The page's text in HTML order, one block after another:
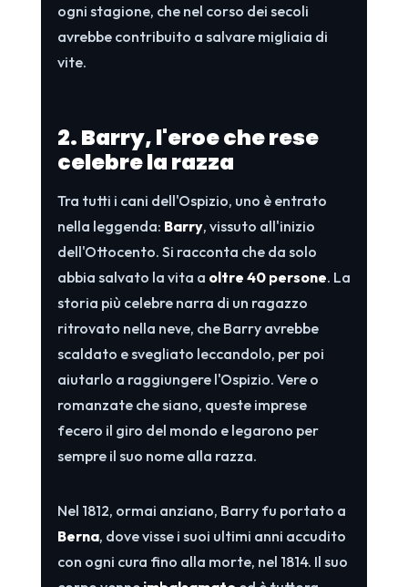
ogni stagione, che nel corso dei secoli
avrebbe contribuito a salvare migliaia di
vite.
2. Barry, l'eroe che rese
celebre la razza
Tra tutti i cani dell'Ospizio, uno è entrato
nella leggenda: Barry, vissuto all'inizio
dell'Ottocento. Si racconta che da solo
abbia salvato la vita a oltre 40 persone. La
storia più celebre narra di un ragazzo
ritrovato nella neve, che Barry avrebbe
scaldato e svegliato leccandolo, per poi
aiutarlo a raggiungere l'Ospizio. Vere o
romanzate che siano, queste imprese
fecero il giro del mondo e legarono per
sempre il suo nome alla razza.
Nel 1812, ormai anziano, Barry fu portato a
Berna, dove visse i suoi ultimi anni accudito
con ogni cura fino alla morte, nel 1814. Il suo